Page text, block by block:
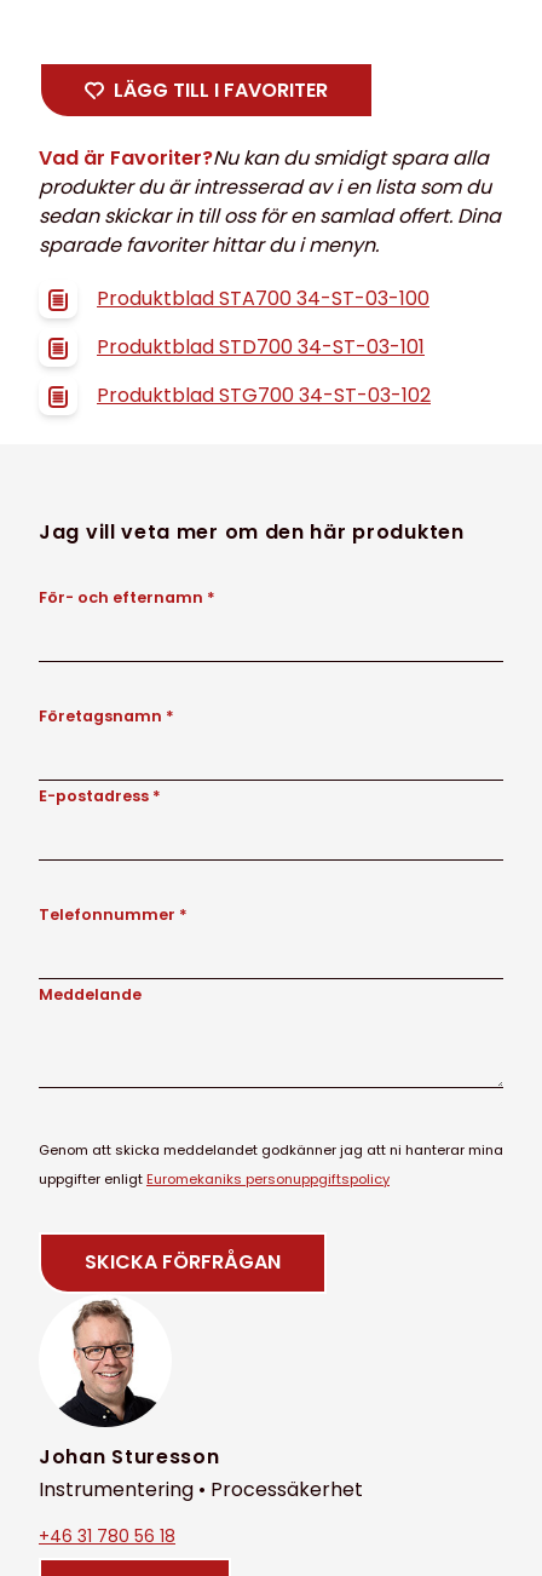
Honeywells Experion© PKS kan man
kommunicera med transmittern från
Tillgängliga protokoll: Honeywell Digitally
Enhanced (DE), HART (7.0) och Foundation
Fieldbus.
Vi på Euromekanik är med er hela vägen via
dessa transmittrar.
Tillverkare Honeywell
LÄGG TILL I FAVORITER
Vad är Favoriter?Nu kan du smidigt spara alla
produkter du är intresserad av i en lista som du
sedan skickar in till oss för en samlad offert. Dina
sparade favoriter hittar du i menyn.
Produktblad STA700 34-ST-03-100
Produktblad STD700 34-ST-03-101
Produktblad STG700 34-ST-03-102
Jag vill veta mer om den här produkten
För- och efternamn *
Företagsnamn *
E-postadress *
Telefonnummer *
Meddelande
Genom att skicka meddelandet godkänner jag att ni hanterar mina
uppgifter enligtEuromekaniks personuppgiftspolicy
Johan Sturesson
Instrumentering • Processäkerhet
+46 31 780 56 18